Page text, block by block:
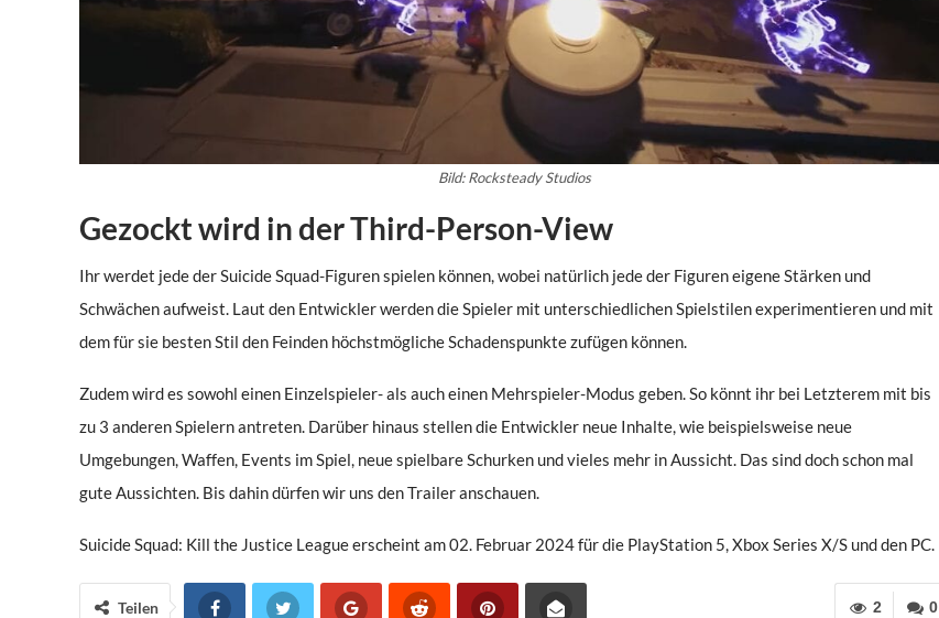
Bild: Rocksteady Studios
Gezockt wird in der Third-Person-View
Ihr werdet jede der Suicide Squad-Figuren spielen können, wobei natürlich jede der Figuren eigene Stärken und
Schwächen aufweist. Laut den Entwickler werden die Spieler mit unterschiedlichen Spielstilen experimentieren und mit
dem für sie besten Stil den Feinden höchstmögliche Schadenspunkte zufügen können.
Zudem wird es sowohl einen Einzelspieler- als auch einen Mehrspieler-Modus geben. So könnt ihr bei Letzterem mit bis
zu 3 anderen Spielern antreten. Darüber hinaus stellen die Entwickler neue Inhalte, wie beispielsweise neue
Umgebungen, Waffen, Events im Spiel, neue spielbare Schurken und vieles mehr in Aussicht. Das sind doch schon mal
gute Aussichten. Bis dahin dürfen wir uns den Trailer anschauen.
Suicide Squad: Kill the Justice League erscheint am 02. Februar 2024 für die PlayStation 5, Xbox Series X/S und den PC.
0
2
Teilen